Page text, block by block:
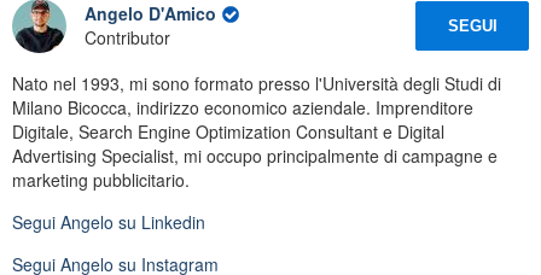
Angelo D'Amico
Contributor
SEGUI
Nato nel 1993, mi sono formato presso l'Università degli Studi di
Milano Bicocca, indirizzo economico aziendale. Imprenditore
Digitale, Search Engine Optimization Consultant e Digital
Advertising Specialist, mi occupo principalmente di campagne e
marketing pubblicitario.
Segui Angelo su Linkedin
Segui Angelo su Instagram